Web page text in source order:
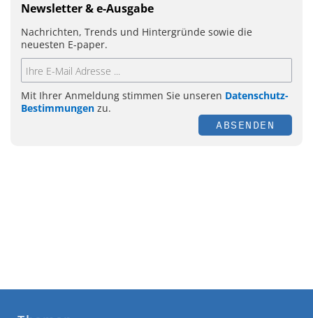
Newsletter & e-Ausgabe
Nachrichten, Trends und Hintergründe sowie die
neuesten E-paper.
Mit Ihrer Anmeldung stimmen Sie unseren Datenschutz-
Bestimmungen zu.
ABSENDEN